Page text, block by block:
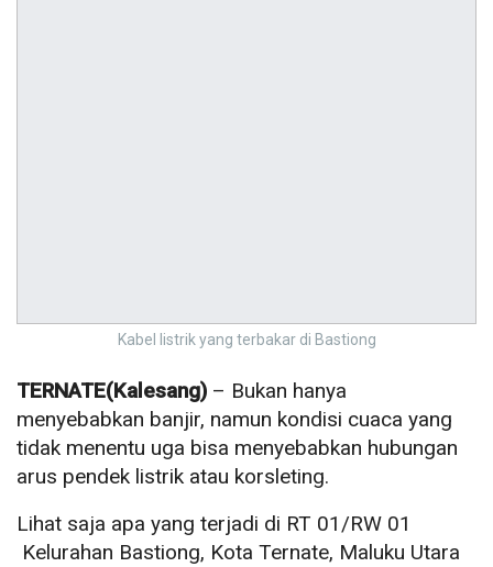
Kabel listrik yang terbakar di Bastiong
TERNATE(Kalesang) – Bukan hanya
menyebabkan banjir, namun kondisi cuaca yang
tidak menentu uga bisa menyebabkan hubungan
arus pendek listrik atau korsleting.
Lihat saja apa yang terjadi di RT 01/RW 01
Kelurahan Bastiong, Kota Ternate, Maluku Utara